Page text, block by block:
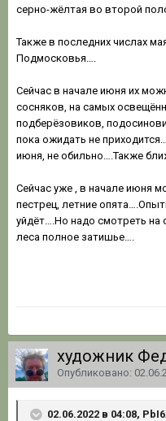
серно-жёлтая во второй
Также в последних числах
Подмосковья….
Сейчас в начале июня их
сосняков, на самых
подберёзовиков,
пока ожидать не
июня, не обильно….Также
Сейчас уже , в начале июня
пестрец, летние
уйдёт….Но надо смотреть на
леса полное затишье….
художник
Опубликовано:
02.06.2022 в 04:08,